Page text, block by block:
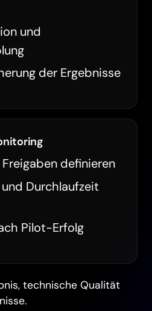
und
der Ergebnisse
definieren
Durchlaufzeit
Pilot-Erfolg
technische Qualität